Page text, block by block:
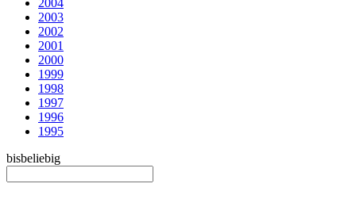
2004
2003
2002
2001
2000
1999
1998
1997
1996
1995
bisbeliebig